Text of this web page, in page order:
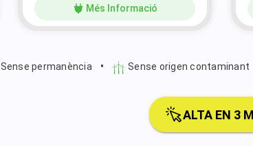
Més Informació
Sense permanència • Sense origen contaminant
ALTA EN 3